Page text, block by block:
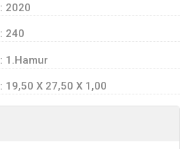
: 2020
: 240
: 1.Hamur
: 19,50 X 27,50 X 1,00